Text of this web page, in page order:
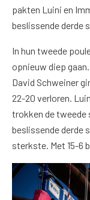
pakten Luini en
beslissende derde
In hun tweede
opnieuw diep
David Schweiner
22-20 verloren.
trokken de tweede
beslissende derde
sterkste. Met 15-6